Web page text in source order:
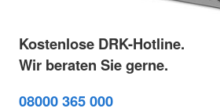
Kostenlose DRK-Hotline.
Wir beraten Sie gerne.
08000 365 000